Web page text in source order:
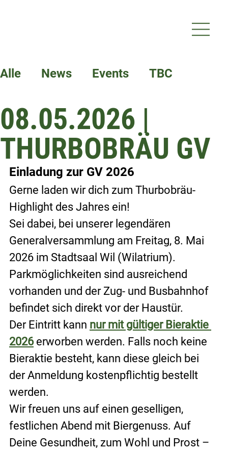
Alle News Events TBC
Termine
08.05.2026 |
THURBOBRÄU GV
Einladung zur GV 2026
Gerne laden wir dich zum Thurbobräu-
Highlight des Jahres ein!
Sei dabei, bei unserer legendären
Generalversammlung am Freitag, 8. Mai
2026 im Stadtsaal Wil (Wilatrium).
Parkmöglichkeiten sind ausreichend
vorhanden und der Zug- und Busbahnhof
befindet sich direkt vor der Haustür.
Der Eintritt kann nur mit gültiger Bieraktie
2026 erworben werden. Falls noch keine
Bieraktie besteht, kann diese gleich bei
der Anmeldung kostenpflichtig bestellt
werden.
Wir freuen uns auf einen geselligen,
festlichen Abend mit Biergenuss. Auf
Deine Gesundheit, zum Wohl und Prost –